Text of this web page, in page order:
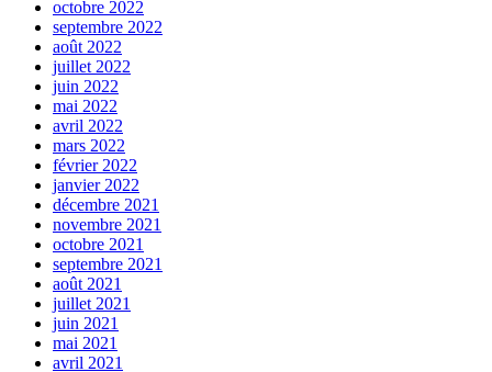
octobre 2022
septembre 2022
août 2022
juillet 2022
juin 2022
mai 2022
avril 2022
mars 2022
février 2022
janvier 2022
décembre 2021
novembre 2021
octobre 2021
septembre 2021
août 2021
juillet 2021
juin 2021
mai 2021
avril 2021